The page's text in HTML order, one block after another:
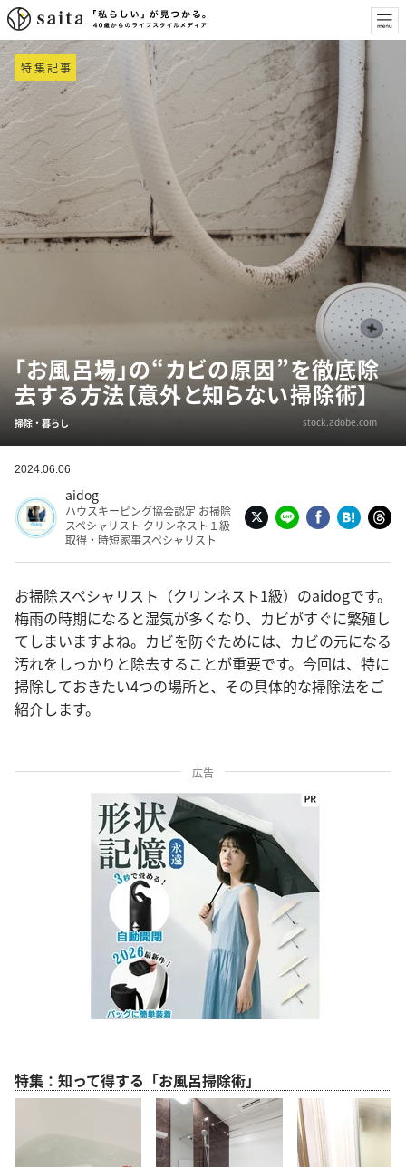
特集記事
「お風呂場」の“カビの原因”を徹底除
去する方法【意外と知らない掃除術】
掃除・暮らし stock.adobe.com
2024.06.06
aidog
ハウスキーピング協会認定 お掃除
スペシャリスト クリンネスト１級
取得・時短家事スペシャリスト
お掃除スペシャリスト（クリンネスト1級）のaidogです。
梅雨の時期になると湿気が多くなり、カビがすぐに繁殖し
てしまいますよね。カビを防ぐためには、カビの元になる
汚れをしっかりと除去することが重要です。今回は、特に
掃除しておきたい4つの場所と、その具体的な掃除法をご
紹介します。
広告
特集：知って得する「お風呂掃除術」